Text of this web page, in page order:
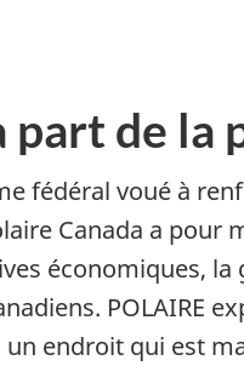
part de la
fédéral voué à
Canada a pour
économiques,
POLAIRE
un endroit qui est